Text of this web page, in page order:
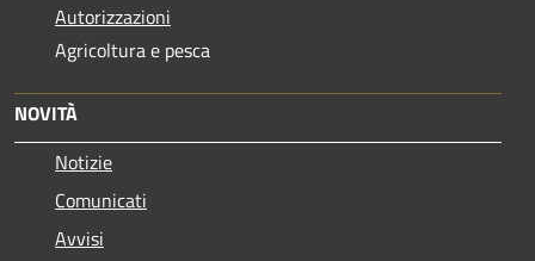
Autorizzazioni
Agricoltura e pesca
NOVITÀ
Notizie
Comunicati
Avvisi